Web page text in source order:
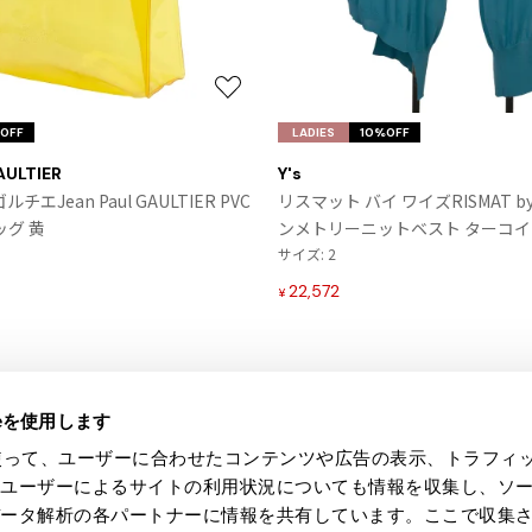
使用します
て、ユーザーに合わせたコンテンツや広告の表示、トラフィ
ーザーによるサイトの利用状況についても情報を収集し、ソ
タ解析の各パートナーに情報を共有しています。ここで収集
チエJean Paul GAULTIER PVC
グ 黄
り
Y's
リスマット バイ ワイズRISMAT
ンメトリーニットベスト ターコ
サイズ: 2
¥ 22,572
LADIES 10%OFF